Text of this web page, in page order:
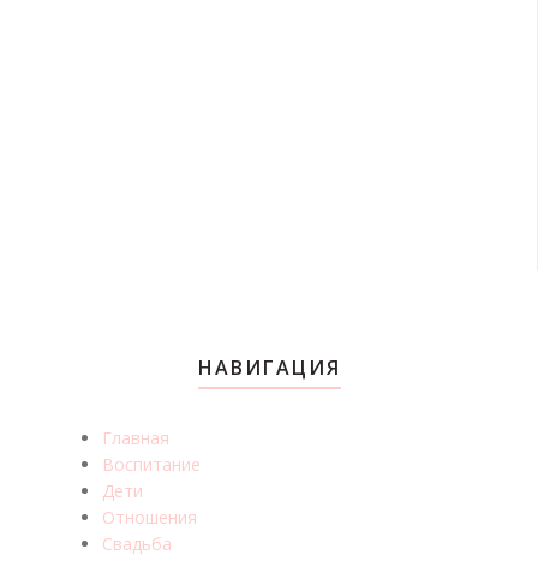
НАВИГАЦИЯ
Главная
Воспитание
Дети
Отношения
Свадьба